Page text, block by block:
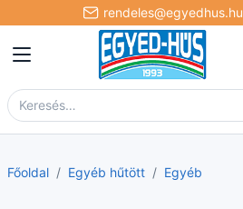
rendeles@egyedhus.hu
Főoldal Egyéb hűtött Egyéb